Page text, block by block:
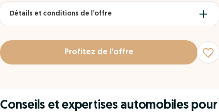
Conseils et expertises automobiles pour
Détails et conditions de l’offre
Profitez de l’offre